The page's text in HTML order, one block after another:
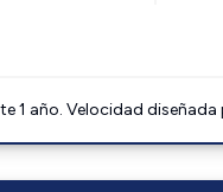
1 año. Velocidad